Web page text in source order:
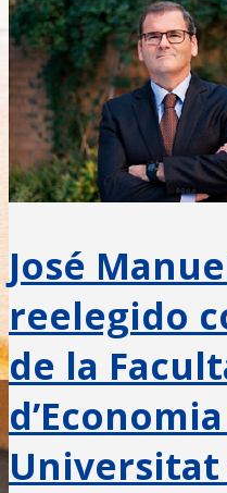
José
reelegido
de la
Universitat